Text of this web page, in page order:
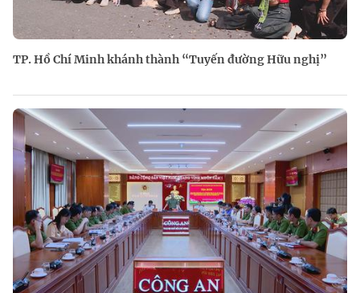
TP. Hồ Chí Minh khánh thành “Tuyến đường Hữu nghị”